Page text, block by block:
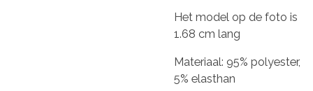
Het model op de foto is
1.68 cm lang
Materiaal: 95% polyester,
5% elasthan